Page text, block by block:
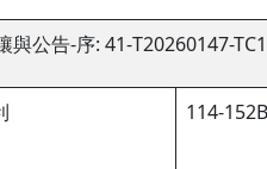
與公告-序: 41-T20260147-TC1
114-